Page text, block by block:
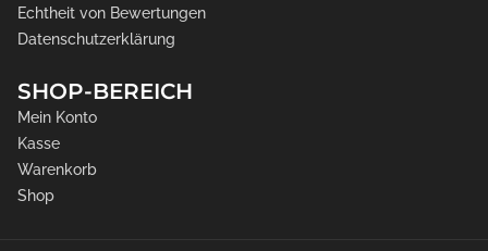
Echtheit von Bewertungen
Datenschutzerklärung
SHOP-BEREICH
Mein Konto
Kasse
Warenkorb
Shop